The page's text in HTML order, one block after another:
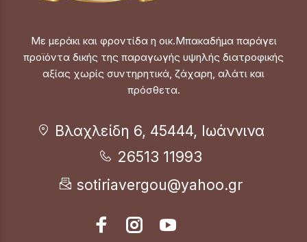
Με μεράκι και φροντίδα η οικ.Μπακαδήμα παράγει
προϊόντα δικής της παραγωγής υψηλής διατροφικής
αξίας χωρίς συντηρητικά, ζάχαρη, αλάτι και
πρόσθετα.
Βλαχλείδη 6, 45444, Ιωάννινα
26513 11993
sotiriavergou@yahoo.gr